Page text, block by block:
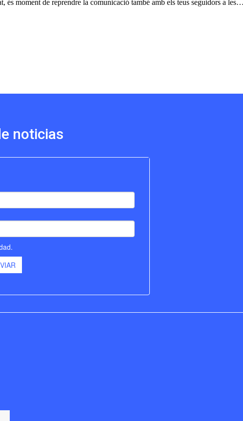
és moment de reprendre la comunicació també amb els teus seguidors a les…
noticias